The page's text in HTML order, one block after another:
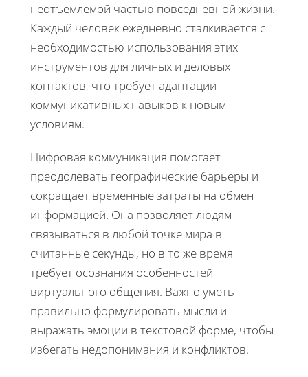
неотъемлемой частью повседневной жизни.
Каждый человек ежедневно сталкивается с
необходимостью использования этих
инструментов для личных и деловых
контактов, что требует адаптации
коммуникативных навыков к новым
условиям.
Цифровая коммуникация помогает
преодолевать географические барьеры и
сокращает временные затраты на обмен
информацией. Она позволяет людям
связываться в любой точке мира в
считанные секунды, но в то же время
требует осознания особенностей
виртуального общения. Важно уметь
правильно формулировать мысли и
выражать эмоции в текстовой форме, чтобы
избегать недопонимания и конфликтов.